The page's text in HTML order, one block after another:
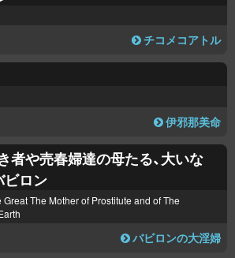
チコメコアトル
伊邪那美命
者や売春婦達の母たる、大いな
ビロン
The Mother of Prostitute and of The
バビロンの大淫婦